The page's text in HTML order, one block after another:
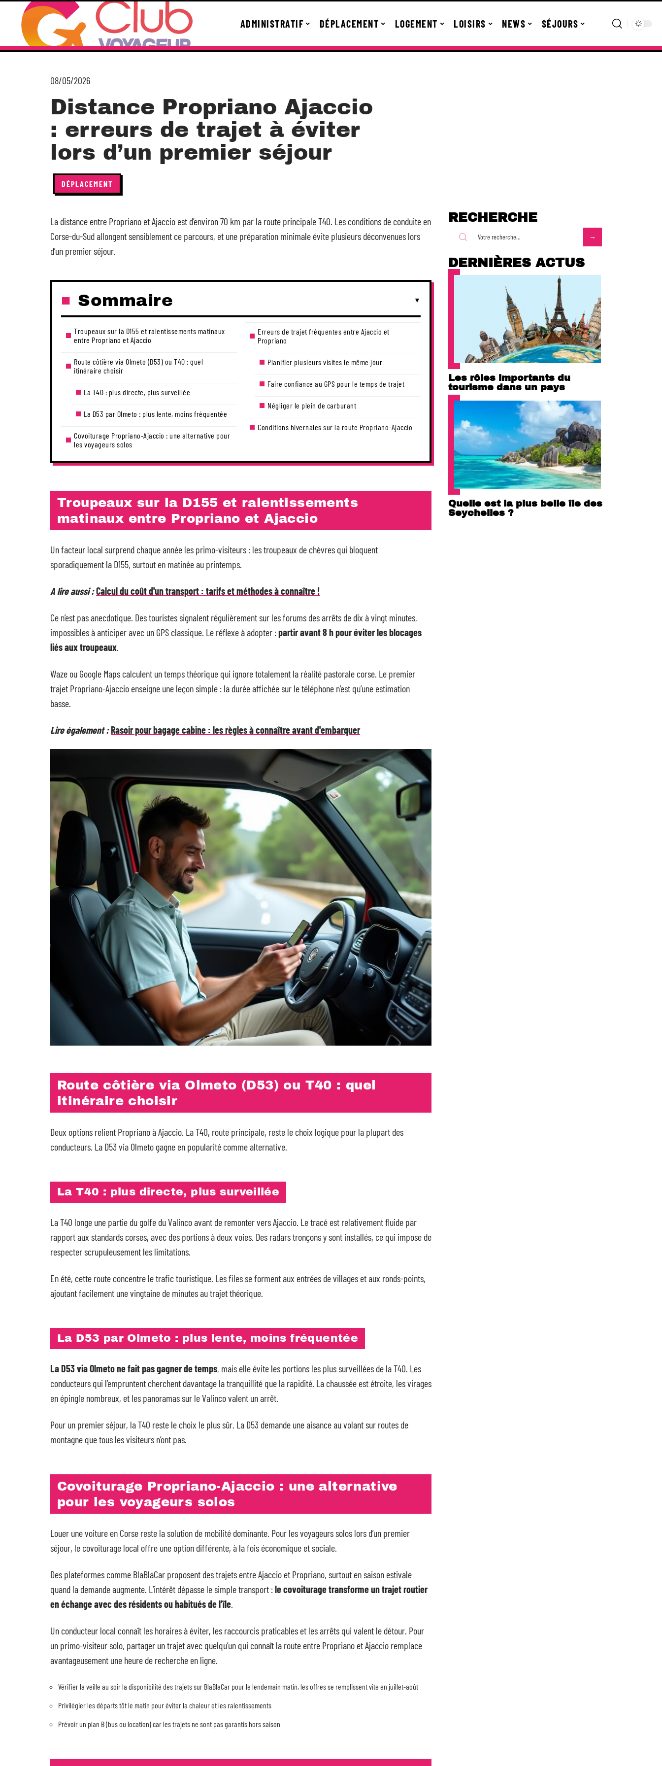
ADMINISTRATIF DÉPLACEMENT LOGEMENT LOISIRS NEWS SÉJOURS
08/05/2026
Distance Propriano Ajaccio
: erreurs de trajet à éviter
lors d’un premier séjour
DÉPLACEMENT
La distance entre Propriano et Ajaccio est d’environ 70 km par la route principale T40. Les conditions de conduite en
Corse-du-Sud allongent sensiblement ce parcours, et une préparation minimale évite plusieurs déconvenues lors
d’un premier séjour.
Sommaire
Troupeaux sur la D155 et ralentissements matinaux
entre Propriano et Ajaccio
Route côtière via Olmeto (D53) ou T40 : quel
itinéraire choisir
La T40 : plus directe, plus surveillée
La D53 par Olmeto : plus lente, moins fréquentée
Covoiturage Propriano-Ajaccio : une alternative pour
les voyageurs solos
Erreurs de trajet fréquentes entre Ajaccio et
Propriano
Planifier plusieurs visites le même jour
Faire confiance au GPS pour le temps de trajet
Négliger le plein de carburant
Conditions hivernales sur la route Propriano-Ajaccio
Troupeaux sur la D155 et ralentissements
matinaux entre Propriano et Ajaccio
Un facteur local surprend chaque année les primo-visiteurs : les troupeaux de chèvres qui bloquent
sporadiquement la D155, surtout en matinée au printemps.
A lire aussi :Calcul du coût d'un transport : tarifs et méthodes à connaître !
Ce n’est pas anecdotique. Des touristes signalent régulièrement sur les forums des arrêts de dix à vingt minutes,
impossibles à anticiper avec un GPS classique. Le réflexe à adopter :partir avant 8 h pour éviter les blocages
liés aux troupeaux.
Waze ou Google Maps calculent un temps théorique qui ignore totalement la réalité pastorale corse. Le premier
trajet Propriano-Ajaccio enseigne une leçon simple : la durée affichée sur le téléphone n’est qu’une estimation
basse.
Lire également :Rasoir pour bagage cabine : les règles à connaître avant d'embarquer
Route côtière via Olmeto (D53) ou T40 : quel
itinéraire choisir
Deux options relient Propriano à Ajaccio. La T40, route principale, reste le choix logique pour la plupart des
conducteurs. La D53 via Olmeto gagne en popularité comme alternative.
La T40 : plus directe, plus surveillée
La T40 longe une partie du golfe du Valinco avant de remonter vers Ajaccio. Le tracé est relativement fluide par
rapport aux standards corses, avec des portions à deux voies. Des radars tronçons y sont installés, ce qui impose de
respecter scrupuleusement les limitations.
En été, cette route concentre le trafic touristique. Les files se forment aux entrées de villages et aux ronds-points,
ajoutant facilement une vingtaine de minutes au trajet théorique.
La D53 par Olmeto : plus lente, moins fréquentée
La D53 via Olmeto ne fait pas gagner de temps, mais elle évite les portions les plus surveillées de la T40. Les
conducteurs qui l’empruntent cherchent davantage la tranquillité que la rapidité. La chaussée est étroite, les virages
en épingle nombreux, et les panoramas sur le Valinco valent un arrêt.
Pour un premier séjour, la T40 reste le choix le plus sûr. La D53 demande une aisance au volant sur routes de
montagne que tous les visiteurs n’ont pas.
Covoiturage Propriano-Ajaccio : une alternative
pour les voyageurs solos
Louer une voiture en Corse reste la solution de mobilité dominante. Pour les voyageurs solos lors d’un premier
séjour, le covoiturage local offre une option différente, à la fois économique et sociale.
Des plateformes comme BlaBlaCar proposent des trajets entre Ajaccio et Propriano, surtout en saison estivale
quand la demande augmente. L’intérêt dépasse le simple transport :le covoiturage transforme un trajet routier
en échange avec des résidents ou habitués de l’île.
Un conducteur local connaît les horaires à éviter, les raccourcis praticables et les arrêts qui valent le détour. Pour
un primo-visiteur solo, partager un trajet avec quelqu’un qui connaît la route entre Propriano et Ajaccio remplace
avantageusement une heure de recherche en ligne.
Vérifier la veille au soir la disponibilité des trajets sur BlaBlaCar pour le lendemain matin, les offres se remplissent vite en juillet-août
Privilégier les départs tôt le matin pour éviter la chaleur et les ralentissements
Prévoir un plan B (bus ou location) car les trajets ne sont pas garantis hors saison
RECHERCHE
DERNIÈRES ACTUS
Les rôles importants du
tourisme dans un pays
Quelle est la plus belle île des
Seychelles ?